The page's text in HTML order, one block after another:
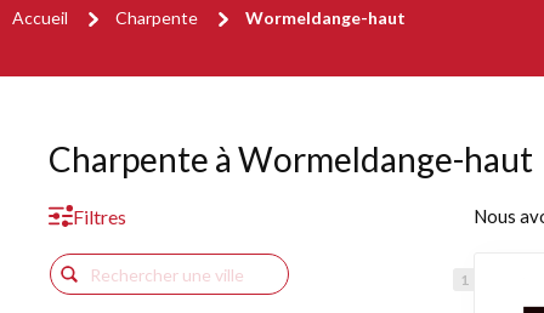
Accueil Charpente Wormeldange-haut
Charpente à Wormeldange-haut
Filtres Nous